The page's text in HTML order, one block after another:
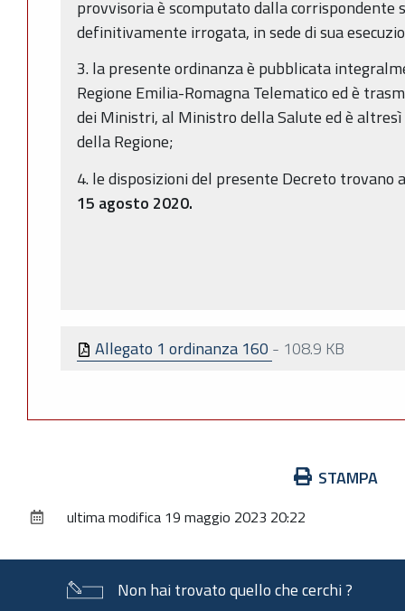
provvisoria è scomputato dalla corrispondente
definitivamente irrogata, in sede di sua
3. la presente ordinanza è pubblicata
Regione Emilia-Romagna Telematico ed è
dei Ministri, al Ministro della Salute ed è
della Regione;
4. le disposizioni del presente Decreto trovano
15 agosto 2020.
Allegato 1 ordinanza 160 - 108.9 KB
documento
STAMPA
ultima modifica 19 maggio 2023 20:22
Non hai trovato quello che cerchi ?